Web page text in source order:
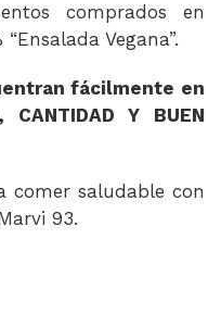
comprados en
Vegana”.
fácilmente en
CANTIDAD Y BUEN
comer saludable con
93.